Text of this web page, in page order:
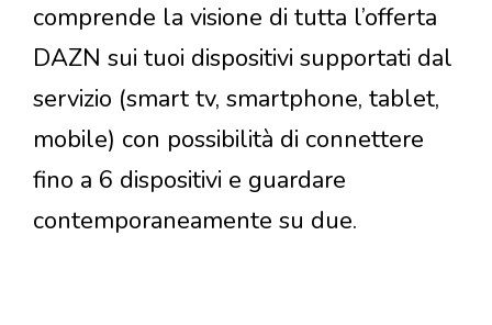
comprende la visione di tutta l’offerta
DAZN sui tuoi dispositivi supportati dal
servizio (smart tv, smartphone, tablet,
mobile) con possibilità di connettere
fino a 6 dispositivi e guardare
contemporaneamente su due.